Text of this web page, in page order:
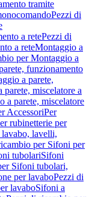
tramite
Pezzi di
a retePezzi di
a reteMontaggio a
per Montaggio a
funzionamento
a parete,
parete, miscelatore a
a parete, miscelatore
AccessoriPer
rubinetterie per
lavelli,
per Sifoni per
tubolariSifoni
Sifoni tubolari,
per lavaboPezzi di
lavaboSifoni a